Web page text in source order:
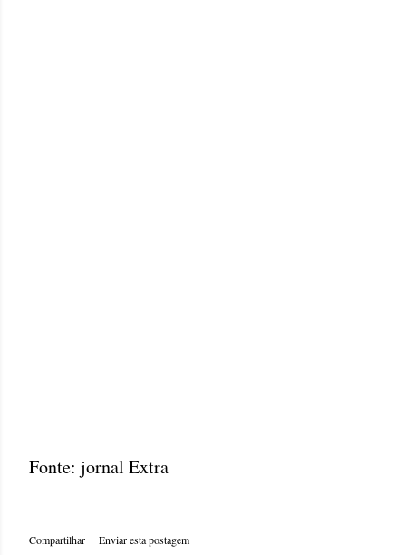
Fonte: jornal Extra
Compartilhar
Enviar esta postagem